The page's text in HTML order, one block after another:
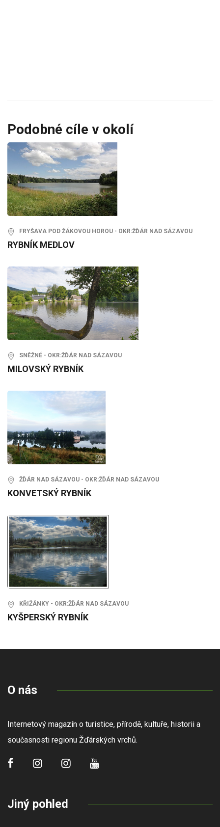
Podobné cíle v okolí
FRYŠAVA POD ŽÁKOVOU HOROU - OKR:ŽĎÁR NAD SÁZAVOU
RYBNÍK MEDLOV
SNĚŽNÉ - OKR:ŽĎÁR NAD SÁZAVOU
MILOVSKÝ RYBNÍK
ŽĎÁR NAD SÁZAVOU - OKR:ŽĎÁR NAD SÁZAVOU
KONVETSKÝ RYBNÍK
KŘIŽÁNKY - OKR:ŽĎÁR NAD SÁZAVOU
KYŠPERSKÝ RYBNÍK
O nás
Internetový magazín o turistice, přírodě, kultuře, historii a
současnosti regionu Žďárských vrchů.
Jiný pohled